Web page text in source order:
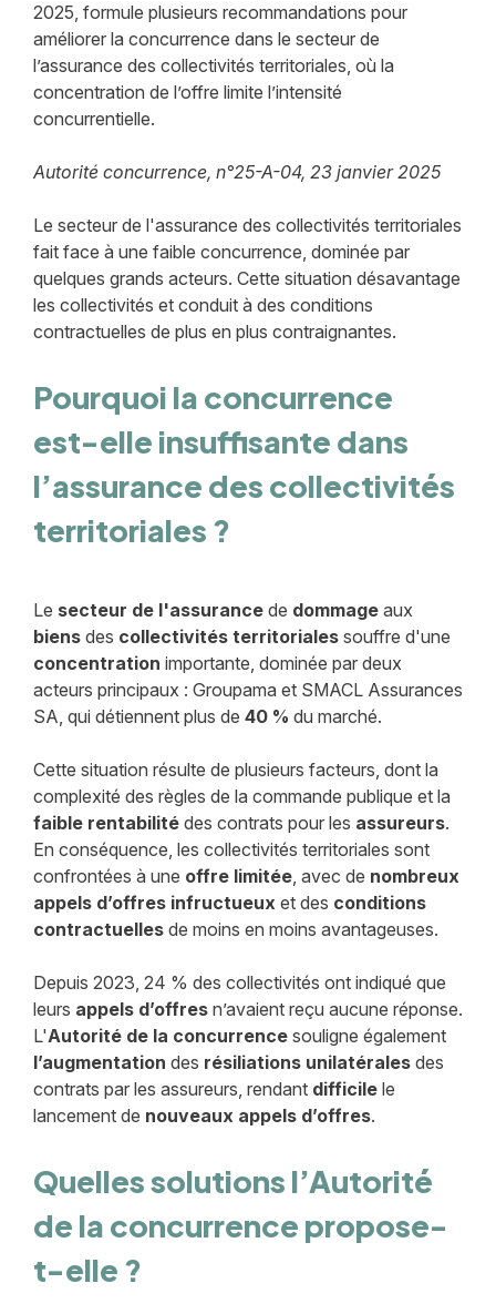
2025, formule plusieurs recommandations pour
améliorer la concurrence dans le secteur de
l’assurance des collectivités territoriales, où la
concentration de l’offre limite l’intensité
concurrentielle.
Autorité concurrence, n°25-A-04, 23 janvier 2025
Le secteur de l'assurance des collectivités territoriales
fait face à une faible concurrence, dominée par
quelques grands acteurs. Cette situation désavantage
les collectivités et conduit à des conditions
contractuelles de plus en plus contraignantes.
Pourquoi la concurrence
est-elle insuffisante dans
l’assurance des collectivités
territoriales ?
Le secteur de l'assurancede dommageaux
biensdes collectivités territorialessouffre d'une
concentration importante, dominée par deux
acteurs principaux : Groupama et SMACL Assurances
SA, qui détiennent plus de 40 % du marché.
Cette situation résulte de plusieurs facteurs, dont la
complexité des règles de la commande publique et la
faible rentabilitédes contrats pour les assureurs.
En conséquence, les collectivités territoriales sont
confrontées à une offre limitée, avec de nombreux
appels d’offres infructueux et des conditions
contractuellesde moins en moins avantageuses.
Depuis 2023, 24 % des collectivités ont indiqué que
leurs appels d’offresn’avaient reçu aucune réponse.
L'Autorité de la concurrencesouligne également
l’augmentation des résiliations unilatéralesdes
contrats par les assureurs, rendant difficilele
lancement de nouveaux appels d’offres.
Quelles solutions l’Autorité
de la concurrence propose-
t-elle ?